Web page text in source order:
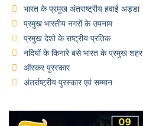
भारत के प्रमुख अंतराष्ट्रीय हवाई अड्डा
प्रमुख भारतीय नगरों के उपनाम
प्रमुख देशो के राष्ट्रीय प्रतिक
नदियों के किनारे बसे भारत के प्रमुख शहर
ऑस्कर पुरस्कार
अंतर्राष्ट्रीय पुरस्कार एवं सम्मान